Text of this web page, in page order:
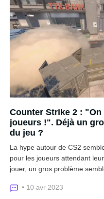
Counter Strike 2 :
joueurs !". Déjà un
du jeu ?
La hype autour de CS2
pour les joueurs attendant
jouer, un gros problème
• 10 avr 2023